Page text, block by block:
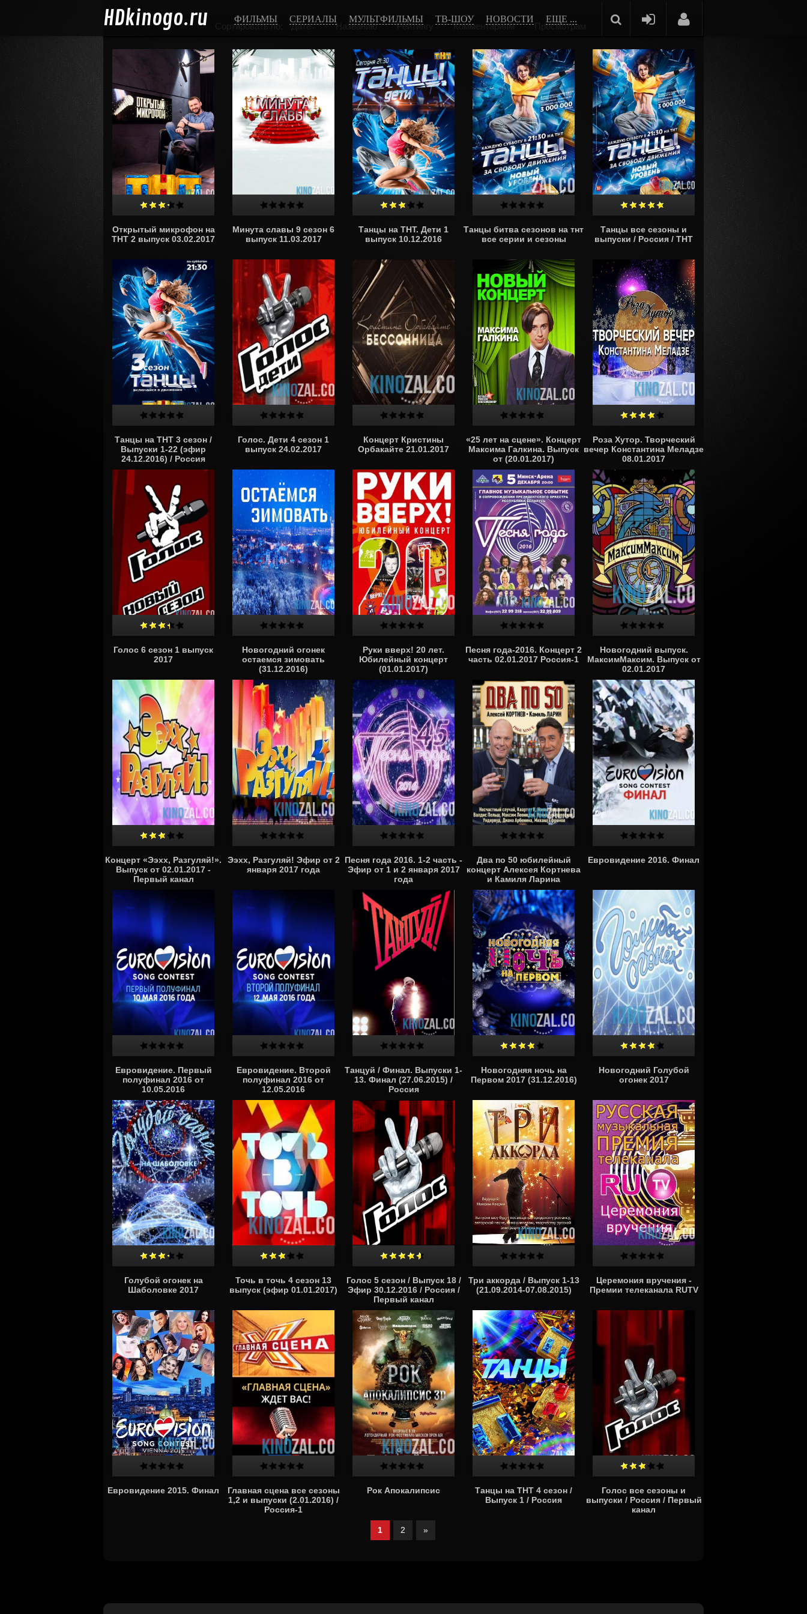
HDkinogo.ru ФИЛЬМЫ СЕРИАЛЫ МУЛЬТФИЛЬМЫ ТВ-ШОУ НОВОСТИ ЕЩЕ ...
Сортировать по: Дате · Названию · Рейтингу · Комментариям · Просмотрам
Открытый микрофон на
ТНТ 2 выпуск 03.02.2017
Минута славы 9 сезон 6
выпуск 11.03.2017
Танцы на ТНТ. Дети 1
выпуск 10.12.2016
Танцы битва сезонов на тнт
все серии и сезоны
Танцы все сезоны и
выпуски / Россия / ТНТ
Танцы на ТНТ 3 сезон /
Выпуски 1-22 (эфир
24.12.2016) / Россия
Голос. Дети 4 сезон 1
выпуск 24.02.2017
Концерт Кристины
Орбакайте 21.01.2017
«25 лет на сцене». Концерт
Максима Галкина. Выпуск
от (20.01.2017)
Роза Хутор. Творческий
вечер Константина Меладзе
08.01.2017
Голос 6 сезон 1 выпуск
2017
Новогодний огонек
остаемся зимовать
(31.12.2016)
Руки вверх! 20 лет.
Юбилейный концерт
(01.01.2017)
Песня года-2016. Концерт 2
часть 02.01.2017 Россия-1
Новогодний выпуск.
МаксимМаксим. Выпуск от
02.01.2017
Концерт «Ээхх, Разгуляй!».
Выпуск от 02.01.2017 -
Первый канал
Ээхх, Разгуляй! Эфир от 2
января 2017 года
Песня года 2016. 1-2 часть -
Эфир от 1 и 2 января 2017
года
Два по 50 юбилейный
концерт Алексея Кортнева
и Камиля Ларина
(02.01.2017)
Евровидение 2016. Финал
Евровидение. Первый
полуфинал 2016 от
10.05.2016
Евровидение. Второй
полуфинал 2016 от
12.05.2016
Танцуй / Финал. Выпуски 1-
13. Финал (27.06.2015) /
Россия
Новогодняя ночь на
Первом 2017 (31.12.2016)
Новогодний Голубой
огонек 2017
Голубой огонек на
Шаболовке 2017
Точь в точь 4 сезон 13
выпуск (эфир 01.01.2017)
Голос 5 сезон / Выпуск 18 /
Эфир 30.12.2016 / Россия /
Первый канал
Три аккорда / Выпуск 1-13
(21.09.2014-07.08.2015)
Церемония вручения -
Премии телеканала RUTV
Евровидение 2015. Финал
Главная сцена все сезоны
1,2 и выпуски (2.01.2016) /
Россия-1
Рок Апокалипсис
Танцы на ТНТ 4 сезон /
Выпуск 1 / Россия
Голос все сезоны и
выпуски / Россия / Первый
канал
1 2 »